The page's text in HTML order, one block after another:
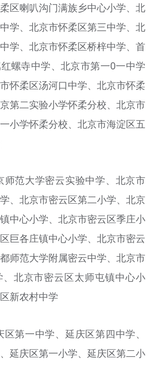
区喇叭沟门满族乡中心小学、北
学、北京市怀柔区第三中学、北
学、北京市怀柔区桥梓中学、首
螺寺中学、北京市第一0一中学
怀柔区汤河口中学、北京市怀柔
第二实验小学怀柔分校、北京市
小学怀柔分校、北京市海淀区五
师范大学密云实验中学、北京市
、北京市密云区第二小学、北京
中心小学、北京市密云区季庄小
巨各庄镇中心小学、北京市密云
师范大学附属密云中学、北京市
北京市密云区太师屯镇中心小
新农村中学
区第一中学、延庆区第四中学、
延庆区第一小学、延庆区第二小